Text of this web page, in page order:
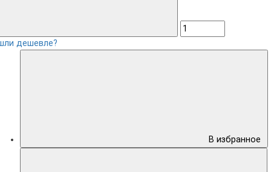
дешевле?
В избранное